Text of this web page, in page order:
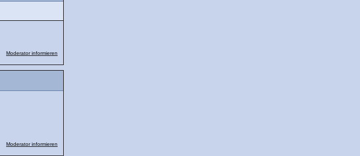
Moderator informieren
Moderator informieren